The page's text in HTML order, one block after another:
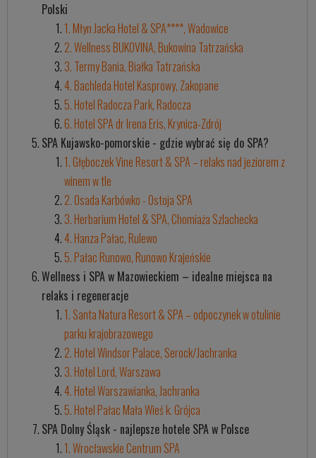
Polski
1. Młyn Jacka Hotel & SPA****, Wadowice
2. Wellness BUKOVINA, Bukowina Tatrzańska
3. Termy Bania, Białka Tatrzańska
4. Bachleda Hotel Kasprowy, Zakopane
5. Hotel Radocza Park, Radocza
6. Hotel SPA dr Irena Eris, Krynica-Zdrój
SPA Kujawsko-pomorskie - gdzie wybrać się do SPA?
1. Głęboczek Vine Resort & SPA – relaks nad jeziorem z
winem w tle
2. Osada Karbówko - Ostoja SPA
3. Herbarium Hotel & SPA, Chomiaża Szlachecka
4. Hanza Pałac, Rulewo
5. Pałac Runowo, Runowo Krajeńskie
Wellness i SPA w Mazowieckiem – idealne miejsca na
relaks i regeneracje
1. Santa Natura Resort & SPA – odpoczynek w otulinie
parku krajobrazowego
2. Hotel Windsor Palace, Serock/Jachranka
3. Hotel Lord, Warszawa
4. Hotel Warszawianka, Jachranka
5. Hotel Pałac Mała Wieś k. Grójca
SPA Dolny Śląsk - najlepsze hotele SPA w Polsce
1. Wrocławskie Centrum SPA